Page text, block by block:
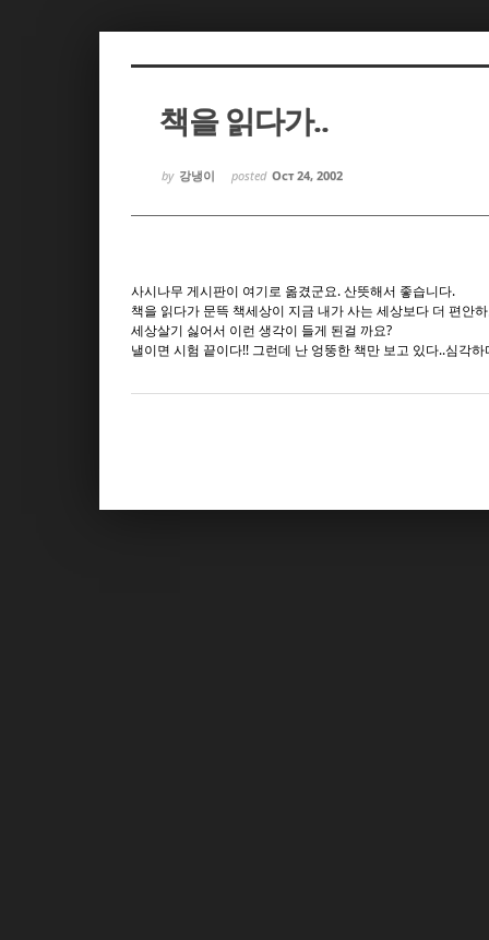
책을 읽다가..
by 강냉이 posted Oct 24, 2002
사시나무 게시판이 여기로 옮겼군요. 산뜻해서 좋습니다.
책을 읽다가 문뜩 책세상이 지금 내가 사는 세상보다 더 편안
세상살기 싫어서 이런 생각이 들게 된걸 까요?
낼이면 시험 끝이다!! 그런데 난 엉뚱한 책만 보고 있다..심각하
Sketchbook5, 스케치북5
Sketchbook5, 스케치북5
Sketchbook5, 스케치북5
Sketchbook5, 스케치북5